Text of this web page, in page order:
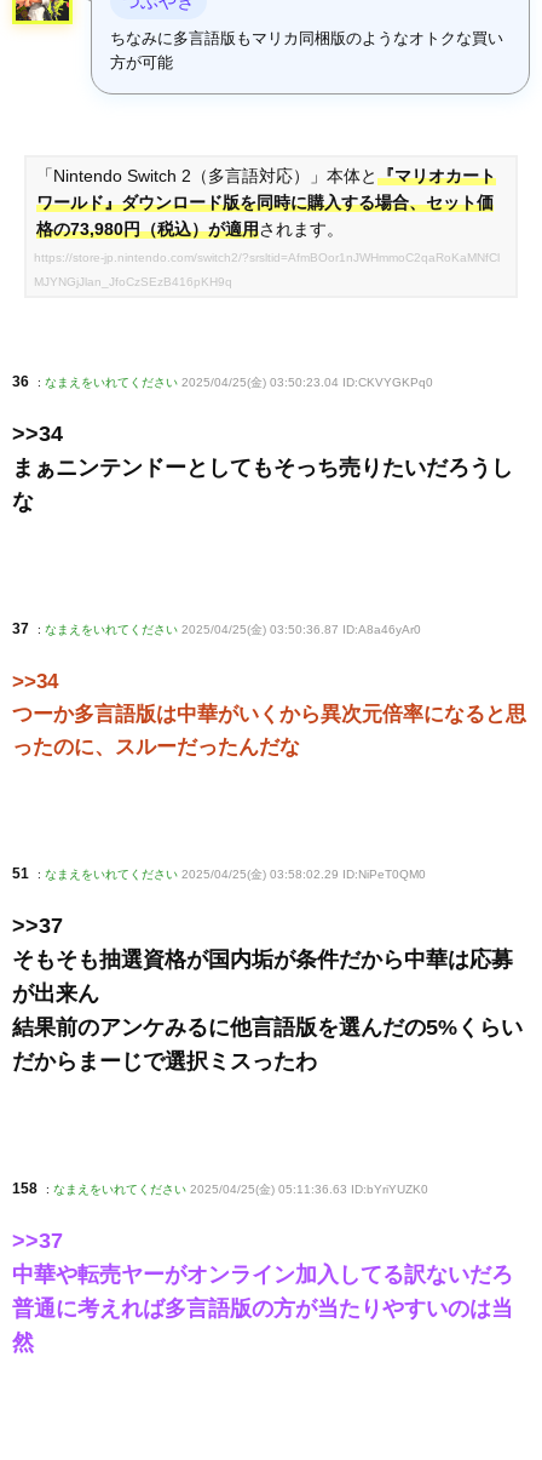
ちなみに多言語版もマリカ同梱版のようなオトクな買い
方が可能
「Nintendo Switch 2（多言語対応）」本体と『マリオカート
ワールド』ダウンロード版を同時に購入する場合、セット価
格の73,980円（税込）が適用されます。
https://store-jp.nintendo.com/switch2/?srsltid=AfmBOor1nJWHmmoC2qaRoKaMNfCl
MJYNGjJlan_JfoCzSEzB416pKH9q
36 : なまえをいれてください 2025/04/25(金) 03:50:23.04 ID:CKVYGKPq0
>>34
まぁニンテンドーとしてもそっち売りたいだろうし
な
37 : なまえをいれてください 2025/04/25(金) 03:50:36.87 ID:A8a46yAr0
>>34
つーか多言語版は中華がいくから異次元倍率になると思
ったのに、スルーだったんだな
51 : なまえをいれてください 2025/04/25(金) 03:58:02.29 ID:NiPeT0QM0
>>37
そもそも抽選資格が国内垢が条件だから中華は応募
が出来ん
結果前のアンケみるに他言語版を選んだの5%くらい
だからまーじで選択ミスったわ
158 : なまえをいれてください 2025/04/25(金) 05:11:36.63 ID:bYriYUZK0
>>37
中華や転売ヤーがオンライン加入してる訳ないだろ
普通に考えれば多言語版の方が当たりやすいのは当
然